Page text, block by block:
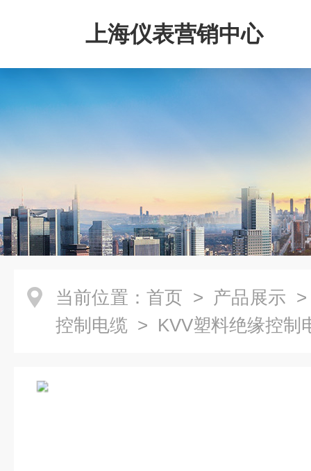
上海仪表营销中心
当前位置： 首页 > 产品展示
控制电缆 > KVV塑料绝缘控制